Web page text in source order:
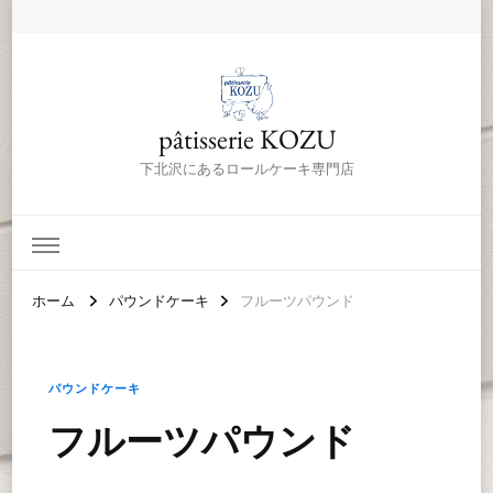
pâtisserie KOZU
下北沢にあるロールケーキ専門店
ホーム パウンドケーキ フルーツパウンド
パウンドケーキ
フルーツパウンド